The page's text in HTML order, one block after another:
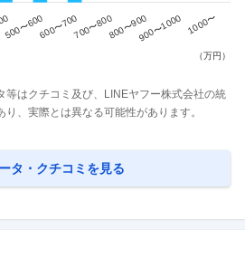
等はクチコミ及び、LINEヤフー株式会社の統
、実際とは異なる可能性があります。
タ・クチコミを見る